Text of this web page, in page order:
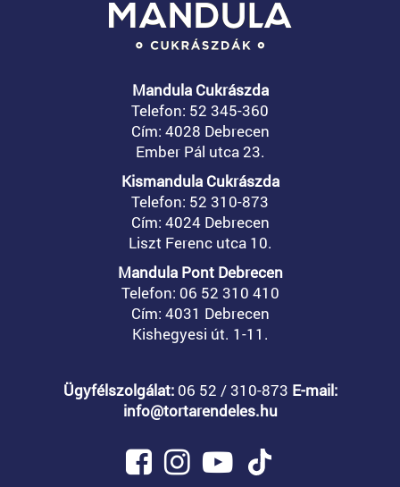
Mandula Cukrászda
Telefon: 52 345-360
Cím: 4028 Debrecen
Ember Pál utca 23.
Kismandula Cukrászda
Telefon: 52 310-873
Cím: 4024 Debrecen
Liszt Ferenc utca 10.
Mandula Pont Debrecen
Telefon: 06 52 310 410
Cím: 4031 Debrecen
Kishegyesi út. 1-11.
Ügyfélszolgálat:06 52 / 310-873 E-mail:
info@tortarendeles.hu